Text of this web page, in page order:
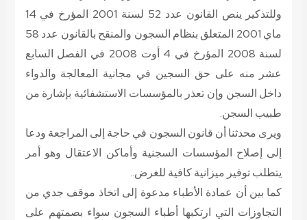
وللتذكير ينص القانون عدد 52 لسنة 2001 المؤرخ في 14
ماي 2001 المتعلق بنظام السجون والمنقح بالقانون عدد 58
لسنة 2008 المؤرخ في 4 أوت 2008 في الفصل السابع
عشر منه على حق السجين في مجانية المعالجة والدواء
داخل السجن وإن تعذر بالمؤسسات الاستشفائية بإشارة من
طبيب السجن.
ويرى محدثنا أن قانون السجون في حاجة إلى المراجعة ودعا
إلى إصلاح المؤسسات السجنية وأماكن الاعتقال وهو أمر
يتطلب توفير ميزانية كافية للغرض..
كما بين أن عمادة الأطباء مدعوة إلى اتخاذ موقف جدي من
التجاوزات التي ارتكبها أطباء السجون سواء بصمتهم على